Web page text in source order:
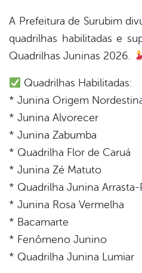
A Prefeitura de Surubim
quadrilhas habilitadas e
Quadrilhas Juninas 2026.
Quadrilhas Habilitadas:
* Junina Origem
* Junina Alvorecer
* Junina Zabumba
* Quadrilha Flor de Caruá
* Junina Zé Matuto
* Quadrilha Junina Arrasta-
* Junina Rosa Vermelha
* ⁠Bacamarte
* Fenômeno Junino
* Quadrilha Junina Lumiar